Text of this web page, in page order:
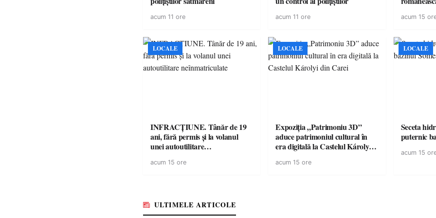
acum 11 ore acum 11 ore
României a
acum 15
LOCALE
INFRACȚIUNE. Tânăr de 19
ani, fără permis și la volanul
unei autoutilitare
acum 15 ore
LOCALE
Expoziția „Patrimoniu 3D”
aduce patrimoniul cultural în
era digitală la Castelul Károlyi
acum 15 ore
LOCALE
Seceta
puternic
acum 15
ULTIMELE ARTICOLE